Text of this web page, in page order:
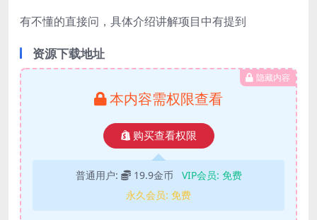
有不懂的直接问，具体介绍讲解项目中有提到
资源下载地址
隐藏内容
本内容需权限查看
购买查看权限
普通用户: 19.9金币 VIP会员: 免费
永久会员: 免费